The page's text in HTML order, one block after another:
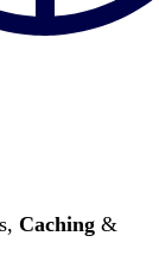
Caching &